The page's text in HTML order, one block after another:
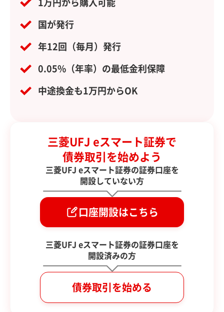
1万円から購入可能
国が発行
年12回（毎月）発行
0.05%（年率）の最低金利保障
中途換金も1万円からOK
三菱UFJ eスマート証券で
債券取引を始めよう
三菱UFJ eスマート証券の証券口座を
開設していない方
口座開設はこちら
三菱UFJ eスマート証券の証券口座を
開設済みの方
債券取引を始める